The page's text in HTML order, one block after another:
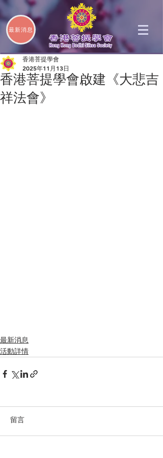
最新消息
香港菩提學會啟建《大悲吉
祥法會》
香港菩提學會
2025年11月13日
最新消息
活動詳情
留言